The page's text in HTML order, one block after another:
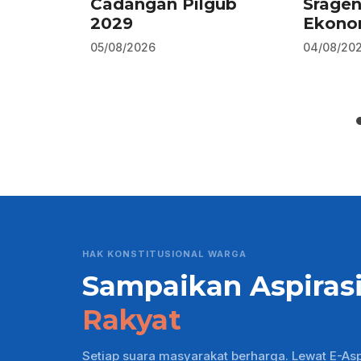
Cadangan Pilgub
2029
05/08/2026 04/08/
HAK KONSTITUSIONAL WARGA
Sampaikan
Rakyat
Setiap suara masyarakat berharga. Lewat E-